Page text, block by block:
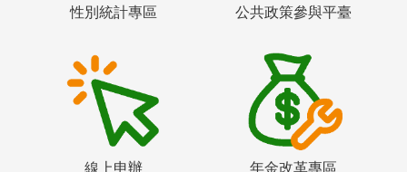
性別統計專區 公共政策參與平臺
線上申辦 年金改革專區